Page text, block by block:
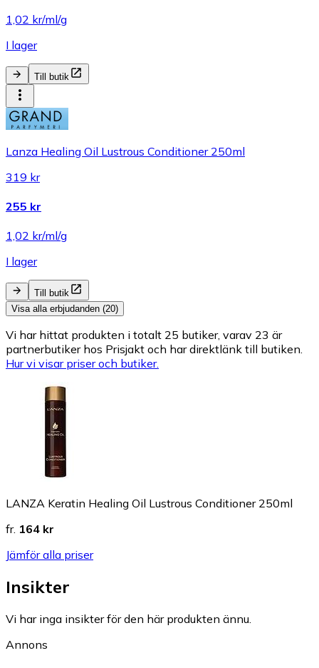
1,02 kr/ml/g
I lager
Till butik
Lanza Healing Oil Lustrous Conditioner 250ml
319 kr
255 kr
1,02 kr/ml/g
I lager
Till butik
Visa alla erbjudanden (20)
Vi har hittat produkten i totalt 25 butiker, varav 23 är
partnerbutiker hos Prisjakt och har direktlänk till butiken.
Hur vi visar priser och butiker.
LANZA Keratin Healing Oil Lustrous Conditioner 250ml
fr. 164 kr
Jämför alla priser
Insikter
Vi har inga insikter för den här produkten ännu.
Annons